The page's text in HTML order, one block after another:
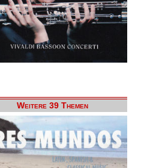
Weitere 39 Themen